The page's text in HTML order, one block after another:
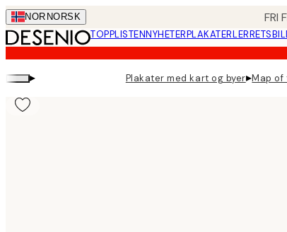
Skip
to
main
content.
NOR NORSK FRI
TOPPLISTENNYHETERPLAKATER
▸ Plakater med kart og byer▸Map of